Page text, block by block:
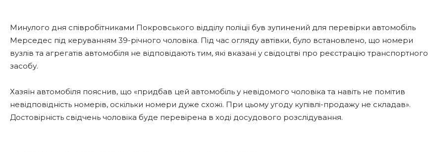
Минулого дня співробітниками Покровського відділу поліції був зупинений для перевірки автомобіль
Мерседес під керуванням 39-річного чоловіка. Під час огляду автівки, було встановлено, що номери
вузлів та агрегатів автомобіля не відповідають тим, які вказані у свідоцтві про реєстрацію транспортного
засобу.
Хазяїн автомобіля пояснив, що «придбав цей автомобіль у невідомого чоловіка та навіть не помітив
невідповідність номерів, оскільки номери дуже схожі. При цьому угоду купівлі-продажу не складав».
Достовірність свідчень чоловіка буде перевірена в ході досудового розслідування.